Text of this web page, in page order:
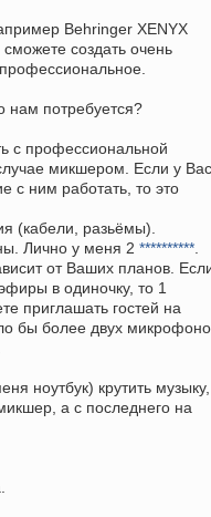
Behringer XENYX
создать очень
нам потребуется?
с профессиональной
микшером. Если у Вас
с ним работать, то это
(кабели, разьёмы).
Лично у меня 2 **********
от Ваших планов.
в одиночку, то 1
приглашать гостей на
бы более двух
ноутбук) крутить музыку,
а с последнего на